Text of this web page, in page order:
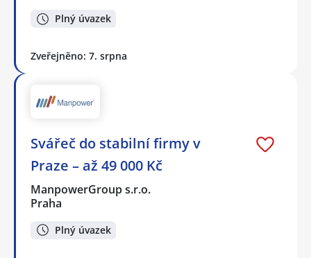
Plný úvazek
Zveřejněno: 7. srpna
Svářeč do stabilní firmy v
Praze – až 49 000 Kč
ManpowerGroup s.r.o.
Praha
Plný úvazek